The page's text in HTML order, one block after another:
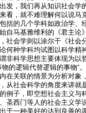
发，我们再从知识社会学
看，就不难理解何以说马
括的几个学科如政治学、
自马基雅维利的《君主论
社会学则以涂尔干《社会
何种学科均试图以科学精
非科学思想主要体现为以
物的逻辑代替逻辑的事物”
在关联的情景为分析对
从社会科学的角度来讲就
例子，即空想社会主义与
圣西门等人的社会主义学
于一种美好的达到良善的